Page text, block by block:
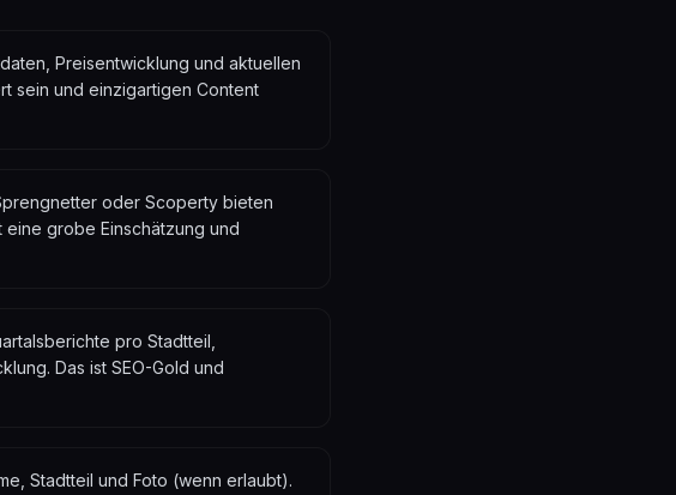
Preisentwicklung und aktuellen
sein und einzigartigen Content
oder Scoperty bieten
grobe Einschätzung und
pro Stadtteil,
Das ist SEO-Gold und
Stadtteil und Foto (wenn erlaubt).